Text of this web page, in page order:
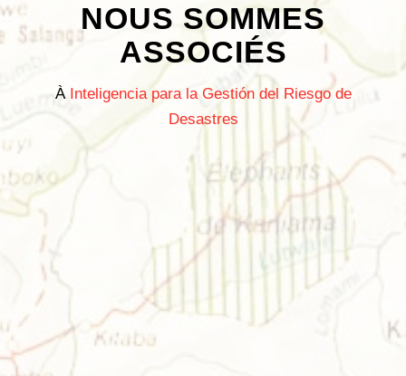
NOUS SOMMES
ASSOCIÉS
À Inteligencia para la Gestión del Riesgo de
Desastres